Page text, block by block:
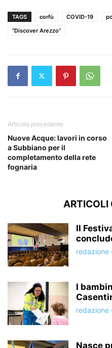
TAGS corfù COVID-19
“Discover Arezzo”
Articolo precedente
Nuove Acque: lavori in corso
a Subbiano per il
completamento della rete
fognaria
ARTICOLI
Il
redazione
I
redazione
Nasce